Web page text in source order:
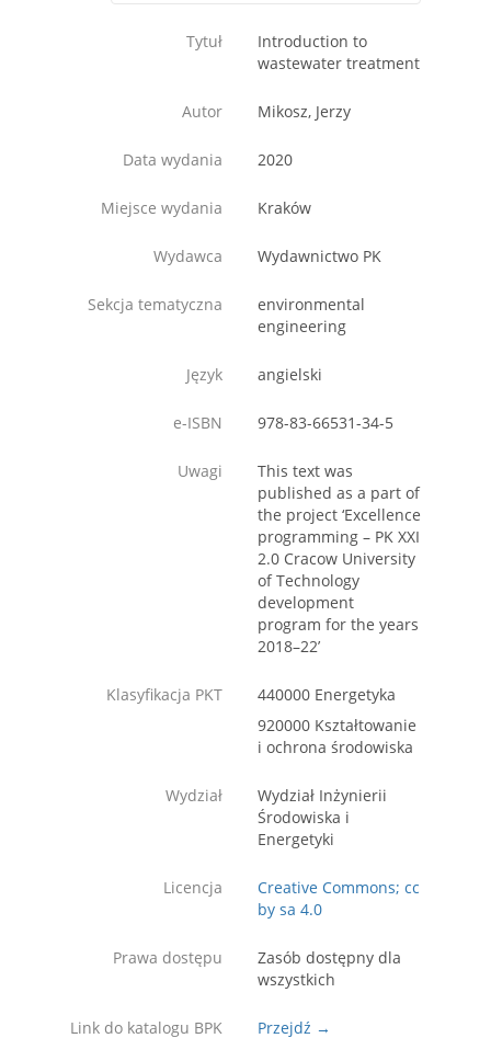
Tytuł
Introduction to
wastewater treatment
Autor Mikosz, Jerzy
Data wydania 2020
Miejsce wydania Kraków
Wydawca Wydawnictwo PK
Sekcja tematyczna
environmental
engineering
Język angielski
e-ISBN 978-83-66531-34-5
Uwagi
This text was
published as a part of
the project ‘Excellence
programming – PK XXI
2.0 Cracow University
of Technology
development
program for the years
2018–22’
Klasyfikacja PKT
440000 Energetyka
920000 Kształtowanie
i ochrona środowiska
Wydział
Wydział Inżynierii
Środowiska i
Energetyki
Licencja
Creative Commons; cc
by sa 4.0
Prawa dostępu
Zasób dostępny dla
wszystkich
Link do katalogu BPK Przejdź →